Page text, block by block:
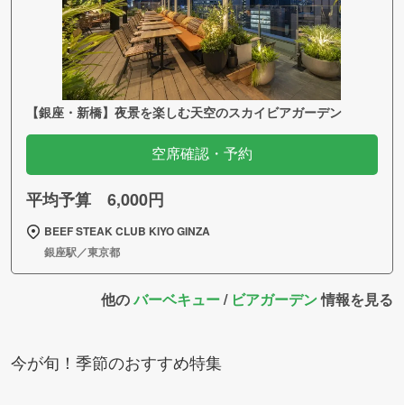
【銀座・新橋】夜景を楽しむ天空のスカイビアガーデン
空席確認・予約
平均予算 6,000円
BEEF STEAK CLUB KIYO GINZA
銀座駅／東京都
他のバーベキュー/ ビアガーデン情報を見る
今が旬！季節のおすすめ特集